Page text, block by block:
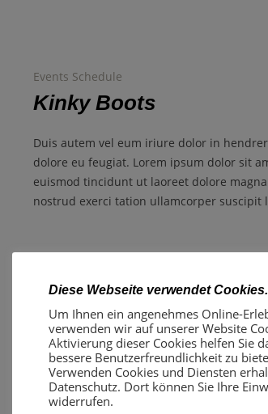
Events Schedule
Kinky Boots
Duis autem vel eum iriure dolor in
dolore eu feugiat. Lorem ipsum dolor sit
euismod tincidunt ut laoreet dolore
nostrud exerci tation ullamcorper suscipit
Dr. Seuss’s The Lorax
Duis autem vel eum iriure dolor in
dolore eu feugiat. Lorem ipsum dolor sit
euismod tincidunt ut laoreet dolore
Diese Webseite verwendet Cookies.
Um Ihnen ein angenehmes Online-
verwenden wir auf unserer Website
Aktivierung dieser Cookies helfen Sie
bessere Benutzerfreundlichkeit zu
Verwenden Cookies und Diensten
Datenschutz. Dort können Sie Ihre
widerrufen.